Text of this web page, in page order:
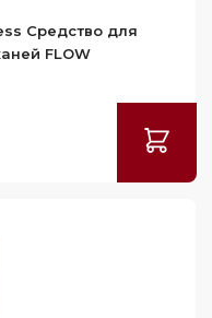
Средство для
FLOW